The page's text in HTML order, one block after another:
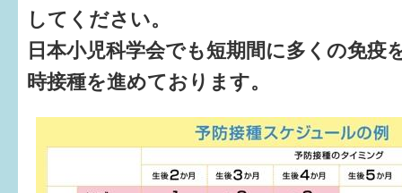
してください。
日本小児科学会でも短期間に多くの免疫
時接種を進めております。